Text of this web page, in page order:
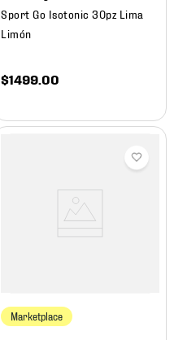
Sport Go Isotonic 30pz Lima
Limón
$1499 .00
Marketplace